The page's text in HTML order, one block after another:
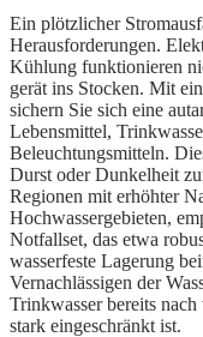
Ein plötzlicher
Herausforderungen.
Kühlung funktionieren
gerät ins Stocken. Mit
sichern Sie sich eine
Lebensmittel,
Beleuchtungsmitteln.
Durst oder Dunkelheit
Regionen mit erhöhter
Hochwassergebieten,
Notfallset, das etwa
wasserfeste Lagerung
Vernachlässigen der
Trinkwasser bereits
stark eingeschränkt ist.